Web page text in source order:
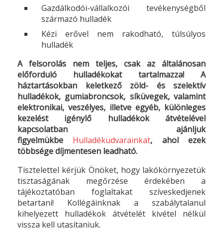
Gazdálkodói-vállalkozói tevékenységből
származó hulladék
Kézi erővel nem rakodható, túlsúlyos
hulladék
A felsorolás nem teljes, csak az általánosan
előforduló hulladékokat tartalmazza! A
háztartásokban keletkező zöld- és szelektív
hulladékok, gumiabroncsok, síküvegek, valamint
elektronikai, veszélyes, illetve egyéb, különleges
kezelést igénylő hulladékok átvételével
kapcsolatban ajánljuk
figyelmükbe Hulladékudvarainkat, ahol ezek
többsége díjmentesen leadható.
Tisztelettel kérjük Önöket, hogy lakókörnyezetük
tisztaságának megőrzése érdekében a
tájékoztatóban foglaltakat szíveskedjenek
betartani! Kollégáinknak a szabálytalanul
kihelyezett hulladékok átvételét kivétel nélkül
vissza kell utasítaniuk.